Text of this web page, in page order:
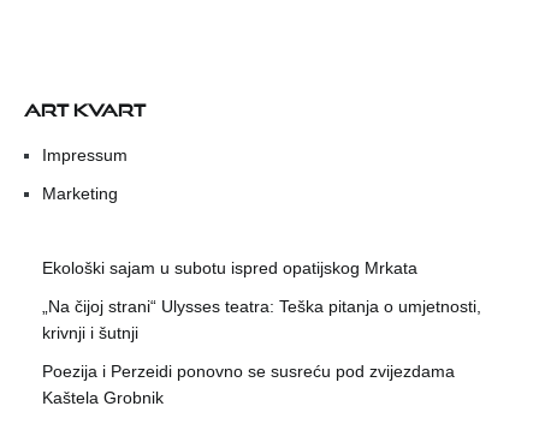
ART KVART
Impressum
Marketing
Ekološki sajam u subotu ispred opatijskog Mrkata
„Na čijoj strani“ Ulysses teatra: Teška pitanja o umjetnosti,
krivnji i šutnji
Poezija i Perzeidi ponovno se susreću pod zvijezdama
Kaštela Grobnik